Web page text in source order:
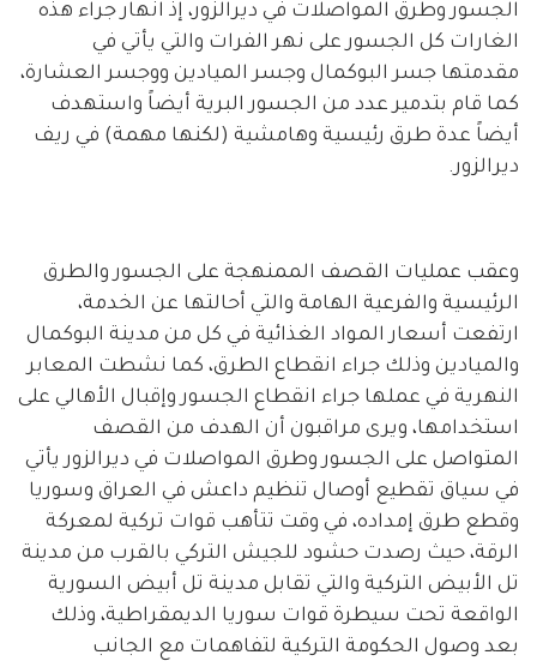
الجسور وطرق المواصلات في ديرالزور، إذ انهار جراء هذه
الغارات كل الجسور على نهر الفرات والتي يأتي في
مقدمتها جسر البوكمال وجسر الميادين ووجسر العشارة،
كما قام بتدمير عدد من الجسور البرية أيضاً واستهدف
أيضاً عدة طرق رئيسية وهامشية (لكنها مهمة) في ريف
ديرالزور.
وعقب عمليات القصف الممنهجة على الجسور والطرق
الرئيسية والفرعية الهامة والتي أحالتها عن الخدمة،
ارتفعت أسعار المواد الغذائية في كل من مدينة البوكمال
والميادين وذلك جراء انقطاع الطرق، كما نشطت المعابر
النهرية في عملها جراء انقطاع الجسور وإقبال الأهالي على
استخدامها، ويرى مراقبون أن الهدف من القصف
المتواصل على الجسور وطرق المواصلات في ديرالزور يأتي
في سياق تقطيع أوصال تنظيم داعش في العراق وسوريا
وقطع طرق إمداده، في وقت تتأهب قوات تركية لمعركة
الرقة، حيث رصدت حشود للجيش التركي بالقرب من مدينة
تل الأبيض التركية والتي تقابل مدينة تل أبيض السورية
الواقعة تحت سيطرة قوات سوريا الديمقراطية، وذلك
بعد وصول الحكومة التركية لتفاهمات مع الجانب